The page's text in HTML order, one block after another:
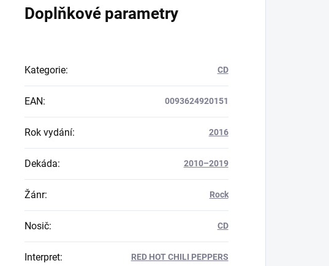
Doplňkové parametry
Kategorie: CD
EAN: 0093624920151
Rok vydání: 2016
Dekáda: 2010–2019
Žánr: Rock
Nosič: CD
Interpret: RED HOT CHILI PEPPERS